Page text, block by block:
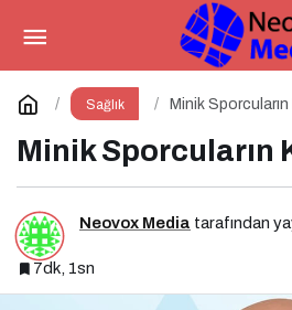
Sağlık Minik Sporcuların
Minik Sporcuların
Neovox Media tarafından
7dk, 1sn
Psikiyatrik
AlkolYorum Yap